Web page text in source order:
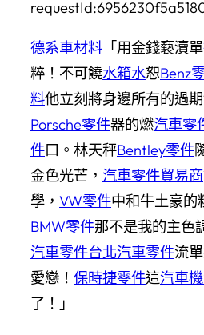
德系車材料 「用金錢褻瀆單
粹！不可饒水箱水恕Benz
料他立刻將身邊所有的過
Porsche零件器的燃汽車零
件口。林天秤Bentley零件
金色光芒， 汽車零件貿易商
學， VW零件中和牛土豪的
BMW零件那不是我的主色
汽車零件台北汽車零件流
愛戀！ 保時捷零件這汽車
了！」